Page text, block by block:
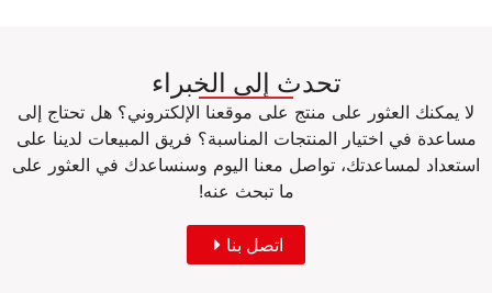
تحدث إلى الخبراء
لا يمكنك العثور على منتج على موقعنا الإلكتروني؟ هل تحتاج إلى
مساعدة في اختيار المنتجات المناسبة؟ فريق المبيعات لدينا على
استعداد لمساعدتك، تواصل معنا اليوم وسنساعدك في العثور على
ما تبحث عنه!
اتصل بنا